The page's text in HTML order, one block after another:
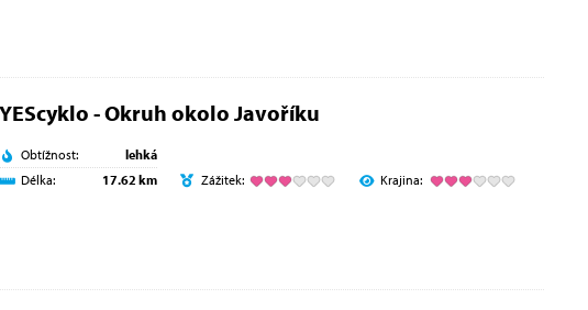
YEScyklo - Okruh okolo Javoříku
Obtížnost:
lehká
Délka:
17.62 km Zážitek: Krajina: